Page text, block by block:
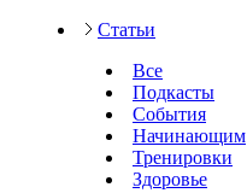
Статьи
Все
Подкасты
События
Начинающим
Тренировки
Здоровье